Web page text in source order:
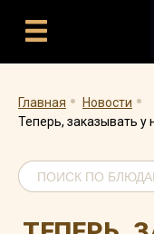
Главная . Новости .
Теперь, заказывать у